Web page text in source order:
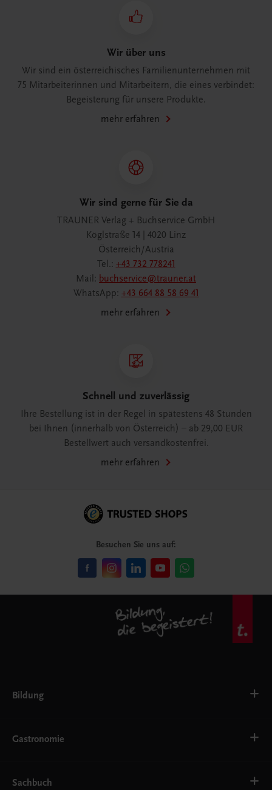
Wir über uns
Wir sind ein österreichisches Familienunternehmen mit
75 Mitarbeiterinnen und Mitarbeitern, die eines verbindet:
Begeisterung für unsere Produkte.
mehr erfahren
Wir sind gerne für Sie da
TRAUNER Verlag + Buchservice GmbH
Köglstraße 14 | 4020 Linz
Österreich/Austria
Tel.: +43 732 778241
Mail: buchservice@trauner.at
WhatsApp: +43 664 88 58 69 41
mehr erfahren
Schnell und zuverlässig
Ihre Bestellung ist in der Regel in spätestens 48 Stunden
bei Ihnen (innerhalb von Österreich) – ab 29,00 EUR
Bestellwert auch versandkostenfrei.
mehr erfahren
Besuchen Sie uns auf:
Bildung
AHS
EWF/ZWF
FW
Gastronomie
Getränke
Sachbuch